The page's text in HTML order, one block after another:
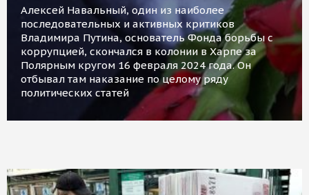
Алексей Навальный, один из наиболее
последовательных и активных критиков
Владимира Путина, основатель Фонда борьбы с
коррупцией, скончался в колонии в Харпе за
Полярным кругом 16 февраля 2024 года. Он
отбывал там наказание по целому ряду
политических статей